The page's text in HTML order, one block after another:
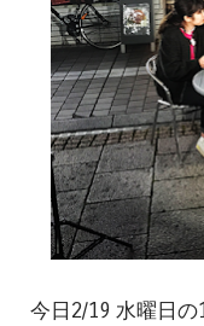
今日2/19 水曜日の